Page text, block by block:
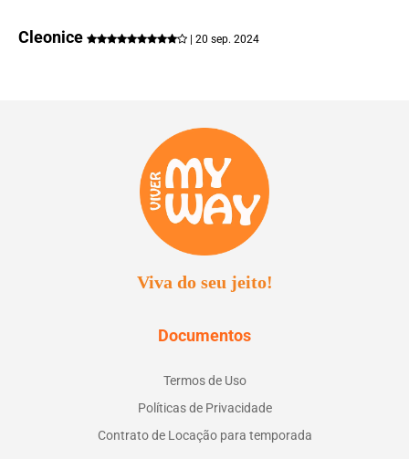
Cleonice | 20 sep. 2024
Viva do seu jeito!
Documentos
Termos de Uso
Políticas de Privacidade
Contrato de Locação para temporada